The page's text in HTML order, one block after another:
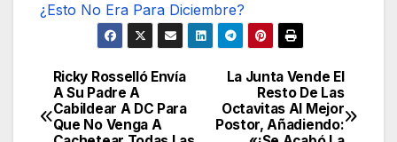
¿Esto No Era Para Diciembre?
Navegación
de
La Junta Vende El
Resto De Las
Octavitas Al Mejor
Postor, Añadiendo:
Ricky Rosselló Envía
A Su Padre A
Cabildear A DC Para
Que No Venga A